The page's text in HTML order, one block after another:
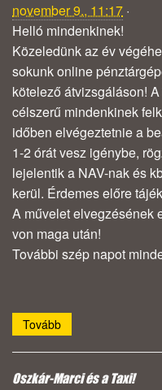
november 9., 11:17 ·
Helló mindenkinek!
Közeledünk az év
sokunk online
kötelező átvizsgáláson!
célszerű mindenkinek
időben elvégeztetnie a
1-2 órát vesz igénybe,
lejelentik a NAV-nak és
kerül. Érdemes előre
A művelet elvegzésének
von maga után!
További szép napot
Tovább
Oszkár-Marci és a Taxi!